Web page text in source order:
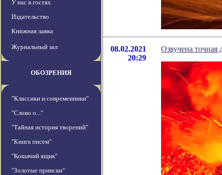
У нас в гостях
Издательство
Книжная лавка
Журнальный зал
ОБОЗРЕНИЯ
"Классики и современники"
"Слово о..."
"Тайная история творений"
"Книга писем"
"Кошачий ящик"
"Золотые прииски"
08.02.2021
20:29
Озвучена точная